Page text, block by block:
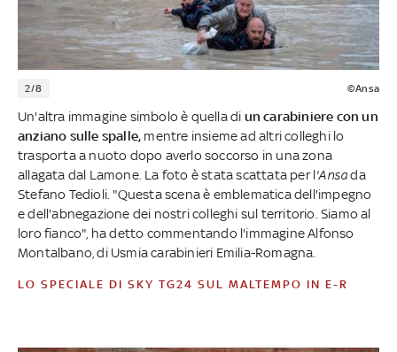
2/8 ©Ansa
Un'altra immagine simbolo è quella di un carabiniere con un
anziano sulle spalle, mentre insieme ad altri colleghi lo
trasporta a nuoto dopo averlo soccorso in una zona
allagata dal Lamone. La foto è stata scattata per l'Ansada
Stefano Tedioli. "Questa scena è emblematica dell'impegno
e dell'abnegazione dei nostri colleghi sul territorio. Siamo al
loro fianco", ha detto commentando l'immagine Alfonso
Montalbano, di Usmia carabinieri Emilia-Romagna.
LO SPECIALE DI SKY TG24 SUL MALTEMPO IN E-R